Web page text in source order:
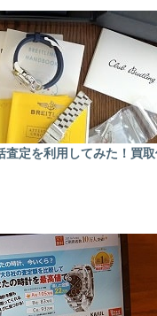
査定を利用してみた！買